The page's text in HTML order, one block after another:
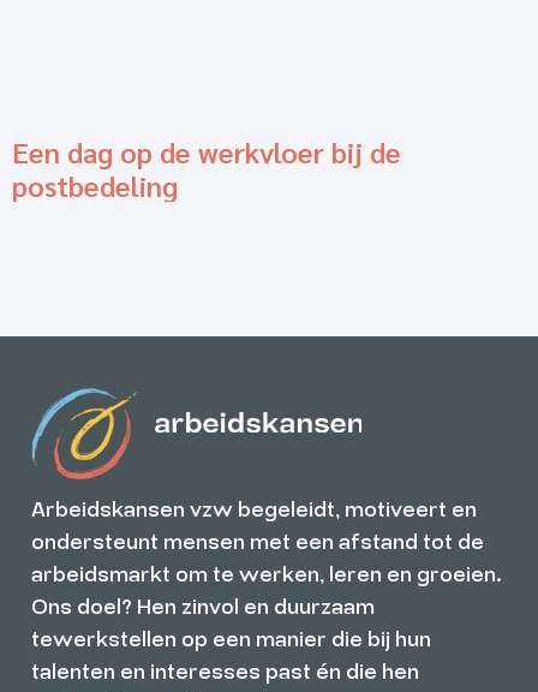
Een dag op de werkvloer bij de
postbedeling
Arbeidskansen vzw begeleidt, motiveert en
ondersteunt mensen met een afstand tot de
arbeidsmarkt om te werken, leren en groeien.
Ons doel? Hen zinvol en duurzaam
tewerkstellen op een manier die bij hun
talenten en interesses past én die hen